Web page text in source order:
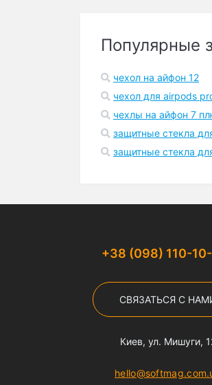
990 грн.
899 грн.
В корзину
На заказы от 1000 грн